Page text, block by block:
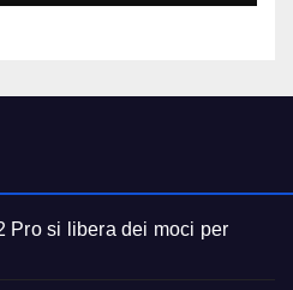
Pro si libera dei moci per